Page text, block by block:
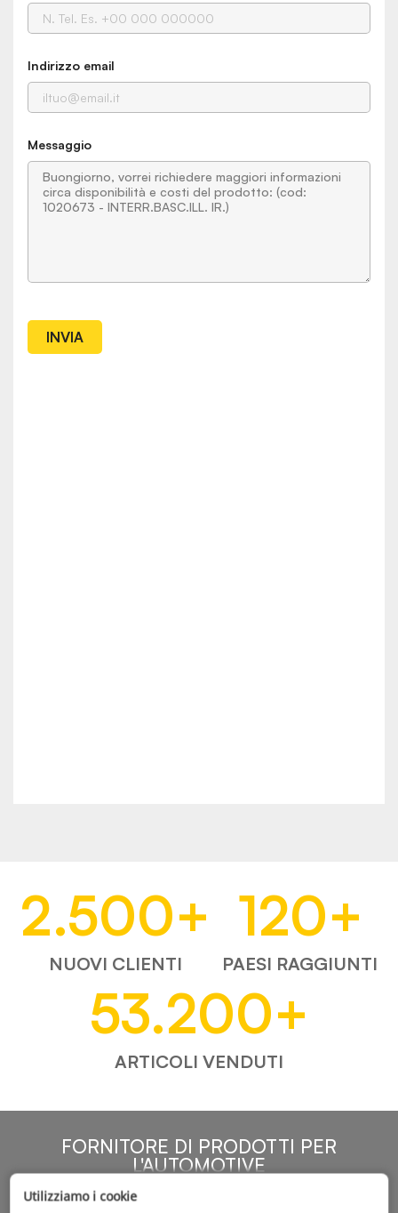
Indirizzo email
Messaggio
2.500+
NUOVI CLIENTI
120+
PAESI RAGGIUNTI
53.200+
ARTICOLI VENDUTI
FORNITORE DI PRODOTTI PER
L'AUTOMOTIVE
Utilizziamo i cookie